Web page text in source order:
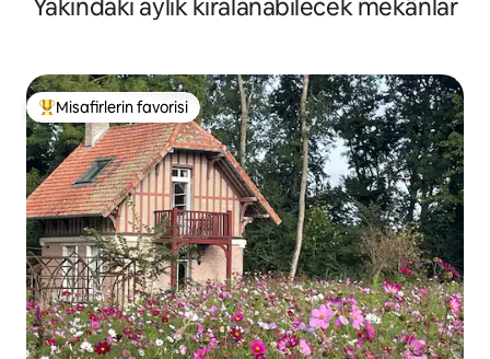
Yakındaki aylık kiralanabilecek mekânlar
Misafirlerin favorilerinden en beğenilenler arasında
Misafirlerin favorisi